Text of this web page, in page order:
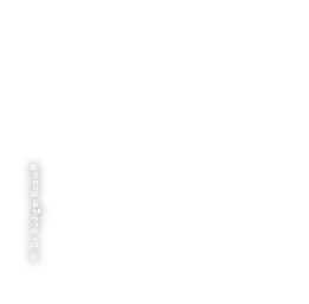
© Dr. Rüdiger Rodloff